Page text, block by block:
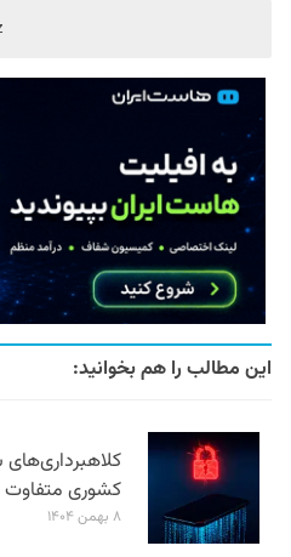
این مطالب را هم بخوانید:
کشوری متفاوت
۸ بهمن ۱۴۰۴